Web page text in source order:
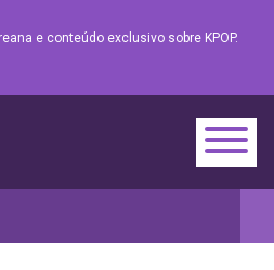
e conteúdo exclusivo sobre KPOP.